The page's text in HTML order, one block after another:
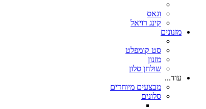
וגאס
קינג רויאל
מזנונים
סט קומפלט
מזנון
שולחן סלון
עוד...
מבצעים מיוחדים
סלונים